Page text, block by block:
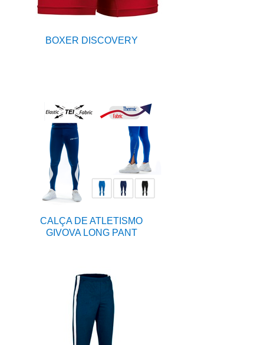
BOXER DISCOVERY
CALÇA DE ATLETISMO
GIVOVA LONG PANT